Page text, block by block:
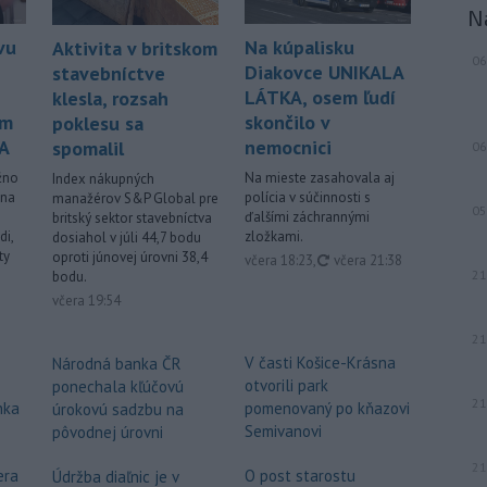
Aktivita v britskom
stavebníctve
klesla, rozsah
poklesu sa
spomalil
Index nákupných
manažérov S&P Global pre
britský sektor stavebníctva
dosiahol v júli 44,7 bodu
oproti júnovej úrovni 38,4
bodu.
včera 19:54
Národná banka ČR
ponechala kľúčovú
úrokovú sadzbu na
pôvodnej úrovni
Údržba diaľnic je v
Na kúpalisku
Diakovce UNIKALA
LÁTKA, osem ľudí
skončilo v
nemocnici
Na mieste zasahovala aj
polícia v súčinnosti s
ďalšími záchrannými
zložkami.
včera 18:23, aktualizované
včera 21:38
V časti Košice-Krásna
otvorili park
pomenovaný po kňazovi
Semivanovi
O post starostu